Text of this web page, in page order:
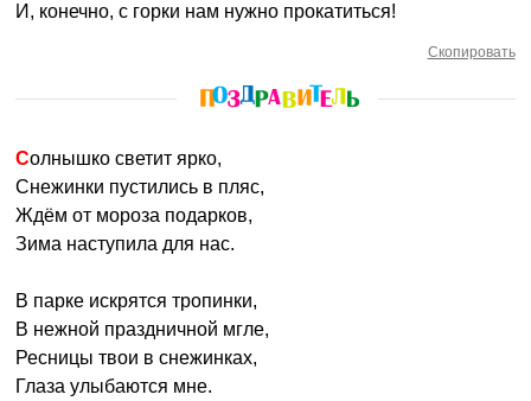
И, конечно, с горки нам нужно прокатиться!
Скопировать
Солнышко светит ярко,
Снежинки пустились в пляс,
Ждём от мороза подарков,
Зима наступила для нас.
В парке искрятся тропинки,
В нежной праздничной мгле,
Ресницы твои в снежинках,
Глаза улыбаются мне.